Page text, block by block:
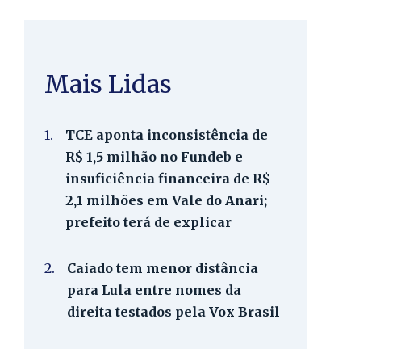
Mais Lidas
1.
TCE aponta inconsistência de
R$ 1,5 milhão no Fundeb e
insuficiência financeira de R$
2,1 milhões em Vale do Anari;
prefeito terá de explicar
2.
Caiado tem menor distância
para Lula entre nomes da
direita testados pela Vox Brasil